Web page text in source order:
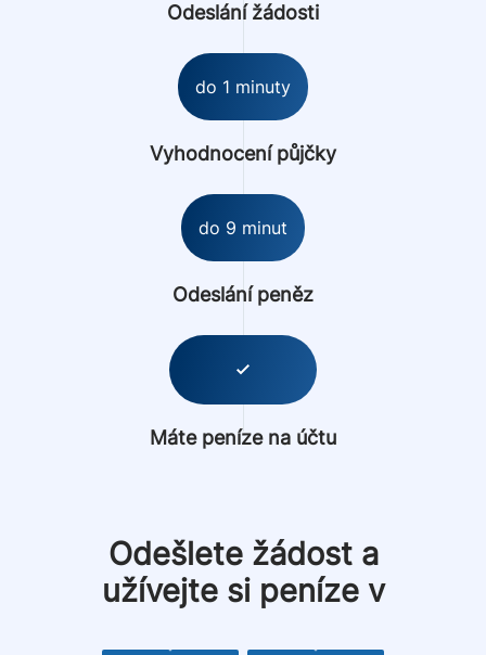
Odeslání žádosti
do 1 minuty
Vyhodnocení půjčky
do 9 minut
Odeslání peněz
Máte peníze na účtu
Odešlete žádost a
užívejte si peníze v